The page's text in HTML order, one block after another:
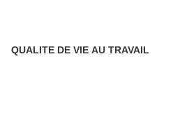
QUALITE DE VIE AU TRAVAIL